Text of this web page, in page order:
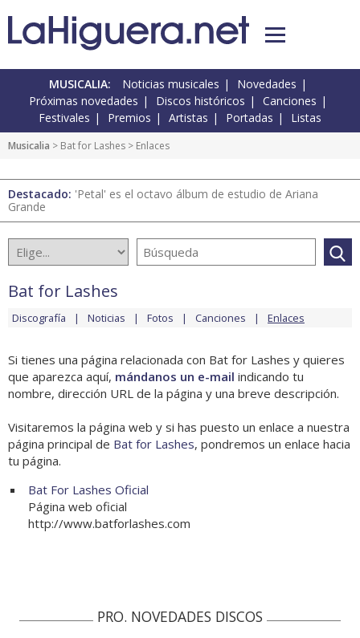
MUSICALIA: Noticias musicales
Novedades
Próximas novedades
Discos históricos
Canciones
Festivales
Premios Artistas Portadas Listas
Musicalia > Bat for Lashes > Enlaces
Destacado: 'Petal' es el octavo álbum de estudio de Ariana
Grande
Bat for Lashes
Discografía Noticias Fotos Canciones Enlaces
Si tienes una página relacionada con Bat for Lashes y quieres
que aparezca aquí, mándanos un e-mail indicando tu
nombre, dirección URL de la página y una breve descripción.
Visitaremos la página web y si has puesto un enlace a nuestra
página principal de Bat for Lashes, pondremos un enlace hacia
tu página.
Bat For Lashes Oficial
Página web oficial
http://www.batforlashes.com
PRO. NOVEDADES DISCOS